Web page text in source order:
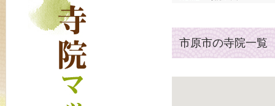
市原市の寺院一覧